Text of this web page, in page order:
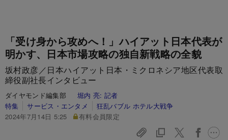
「受け身から攻めへ！」ハイアット日本代表が
明かす、日本市場攻略の独自新戦略の全貌
坂村政彦／日本ハイアット日本・ミクロネシア地区代表取
締役副社長インタビュー
ダイヤモンド編集部 堀内 亮: 記者
特集
サービス・エンタメ
狂乱バブル ホテル大戦争
2024年7月14日 5:25
有料会員限定